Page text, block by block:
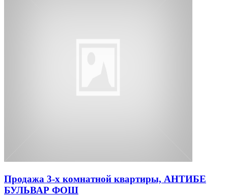
Продажа 3-х комнатной квартиры, АНТИБЕ
БУЛЬВАР ФОШ